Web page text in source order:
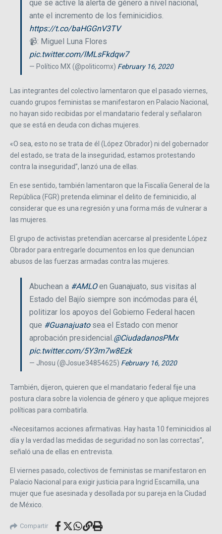
que se active la alerta de género a nivel nacional,
ante el incremento de los feminicidios.
https://t.co/baHGGnV3TV
📹: Miguel Luna Flores
pic.twitter.com/lMLsFkdqw7
— Político MX (@politicomx) February 16, 2020
Las integrantes del colectivo lamentaron que el pasado viernes,
cuando grupos feministas se manifestaron en Palacio Nacional,
no hayan sido recibidas por el mandatario federal y señalaron
que se está en deuda con dichas mujeres.
«O sea, esto no se trata de él (López Obrador) ni del gobernador
del estado, se trata de la inseguridad, estamos protestando
contra la inseguridad”, lanzó una de ellas.
En ese sentido, también lamentaron que la Fiscalía General de la
República (FGR) pretenda eliminar el delito de feminicidio, al
considerar que es una regresión y una forma más de vulnerar a
las mujeres.
El grupo de activistas pretendían acercarse al presidente López
Obrador para entregarle documentos en los que denuncian
abusos de las fuerzas armadas contra las mujeres.
Abuchean a #AMLOen Guanajuato, sus visitas al
Estado del Bajío siempre son incómodas para él,
politizar los apoyos del Gobierno Federal hacen
que #Guanajuatosea el Estado con menor
aprobación presidencial.@CiudadanosPMx
pic.twitter.com/5Y3m7w8Ezk
— Jhosu (@Josue34854625) February 16, 2020
También, dijeron, quieren que el mandatario federal fije una
postura clara sobre la violencia de género y que aplique mejores
políticas para combatirla.
«Necesitamos acciones afirmativas. Hay hasta 10 feminicidios al
día y la verdad las medidas de seguridad no son las correctas”,
señaló una de ellas en entrevista.
El viernes pasado, colectivos de feministas se manifestaron en
Palacio Nacional para exigir justicia para Ingrid Escamilla, una
mujer que fue asesinada y desollada por su pareja en la Ciudad
de México.
Compartir